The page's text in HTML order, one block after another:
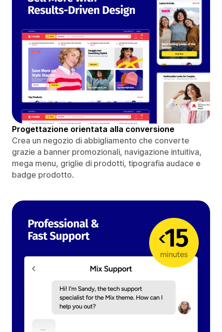
Progettazione orientata alla conversione
Crea un negozio di abbigliamento che converte
grazie a banner promozionali, navigazione intuitiva,
mega menu, griglie di prodotti, tipografia audace e
badge prodotto.